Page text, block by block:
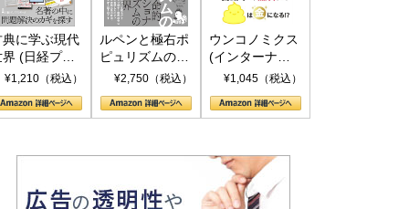
典に学ぶ現代
界 (日経プレ
アシリーズ)
¥1,210（税込）
ルペンと極右ポ
ピュリズムの時
代：〈ヤヌス〉
¥2,750（税込）
ウンコノミクス
(インターナシ
ョナル新書)
¥1,045（税込）